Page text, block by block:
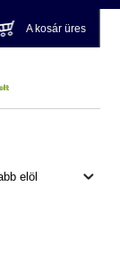
A kosár üres